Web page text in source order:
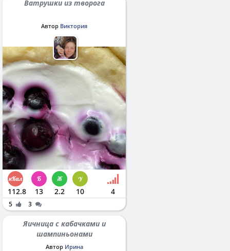
Ватрушки из творога
Автор Виктория
112.8 13 2.2 10 4
5 3
Яичница с кабачками и
шампиньонами
Автор Ирина